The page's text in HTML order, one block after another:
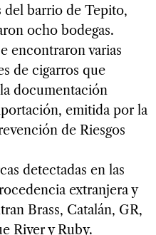
del barrio de Tepito,
ocho bodegas.
encontraron varias
de cigarros que
documentación
emitida por la
de Riesgos
detectadas en las
extranjera y
Brass, Catalán, GR,
River y Ruby.